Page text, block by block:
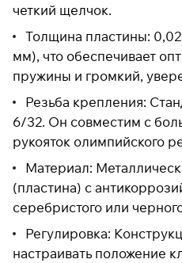
четкий щелчок.
Толщина пластины:
мм), что обеспечивает
пружины и громкий,
Резьба крепления:
6/32. Он совместим с
рукояток олимпийского
Материал:
(пластина) с
серебристого или
Регулировка:
настраивать положение